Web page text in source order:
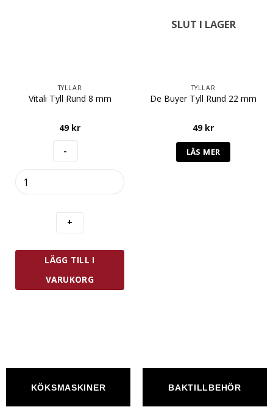
TYLLAR
Vitali Tyll Rund 8 mm
49 kr
Tyll
LÄGG TILL I
VARUKORG
SLUT I LAGER
TYLLAR
De Buyer Tyll Rund 22 mm
49 kr
LÄS MER
KÖKSMASKINER BAKTILLBEHÖR